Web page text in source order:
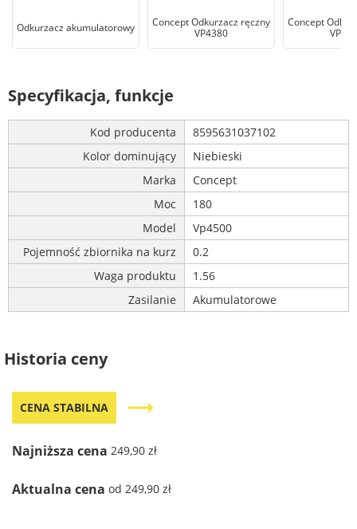
Odkurzacz akumulatorowy
Concept Odkurzacz ręczny
VP4380
Concept
Specyfikacja, funkcje
Kod producenta
8595631037102
Kolor dominujący
Niebieski
Marka
Concept
Moc
180
Model
Vp4500
Pojemność zbiornika na kurz
0.2
Waga produktu
1.56
Zasilanie
Akumulatorowe
Historia ceny
CENA STABILNA trending_flat
Najniższa cena 249,90 zł
Aktualna cena od 249,90 zł